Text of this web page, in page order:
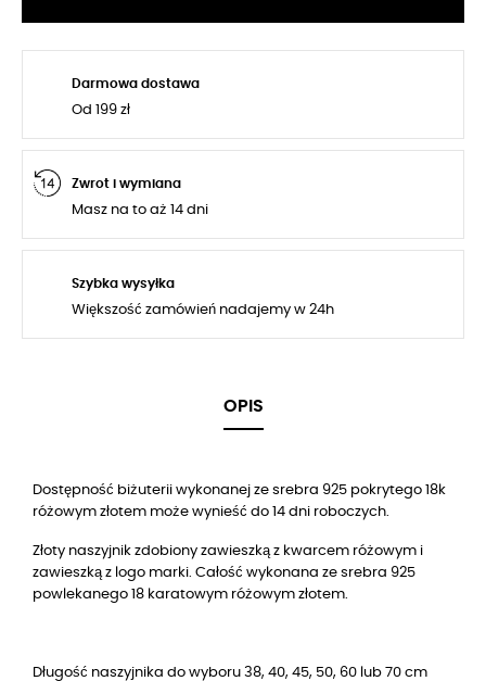
Darmowa dostawa
Od 199 zł
Zwrot i wymiana
Masz na to aż 14 dni
Szybka wysyłka
Większość zamówień nadajemy w 24h
OPIS
Dostępność biżuterii wykonanej ze srebra 925 pokrytego 18k
różowym złotem może wynieść do 14 dni roboczych.
Złoty naszyjnik zdobiony zawieszką z kwarcem różowym i
zawieszką z logo marki. Całość wykonana ze srebra 925
powlekanego 18 karatowym różowym złotem.
Długość naszyjnika do wyboru 38, 40, 45, 50, 60 lub 70 cm